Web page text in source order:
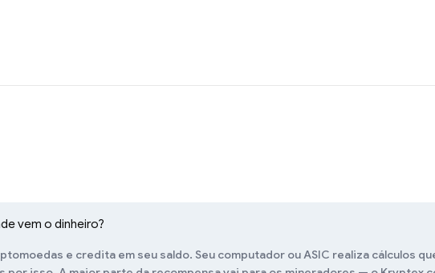
vem o dinheiro?
e credita em seu saldo. Seu computador ou ASIC realiza cálculos